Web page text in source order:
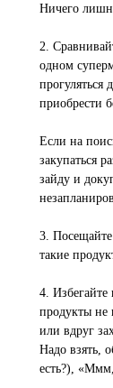
Ничего
2.
одном
прогуляться
приобрести
Если на
закупаться
зайду и
3.
такие
4.
продукты не
или вдруг
Надо взять,
есть?),